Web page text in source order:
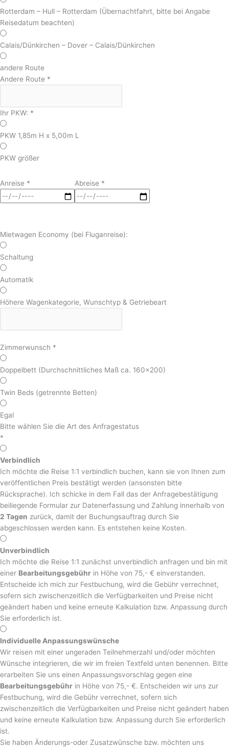
Rotterdam – Hull – Rotterdam (Übernachtfahrt, bitte bei Angabe
Reisedatum beachten)
Calais/Dünkirchen – Dover – Calais/Dünkirchen
andere Route
Andere Route *
Ihr PKW: *
PKW 1,85m H x 5,00m L
PKW größer
Anreise * Abreise *
Mietwagen Economy (bei Fluganreise):
Schaltung
Automatik
Höhere Wagenkategorie, Wunschtyp & Getriebeart
Zimmerwunsch *
Doppelbett (Durchschnittliches Maß ca. 160x200)
Twin Beds (getrennte Betten)
Egal
Bitte wählen Sie die Art des Anfragestatus
*
Verbindlich
Ich möchte die Reise 1:1 verbindlich buchen, kann sie von Ihnen zum
veröffentlichen Preis bestätigt werden (ansonsten bitte
Rücksprache). Ich schicke in dem Fall das der Anfragebestätigung
beiliegende Formular zur Datenerfassung und Zahlung innerhalb von
2 Tagen zurück, damit der Buchungsauftrag durch Sie
abgeschlossen werden kann. Es entstehen keine Kosten.
Unverbindlich
Ich möchte die Reise 1:1 zunächst unverbindlich anfragen und bin mit
einer Bearbeitungsgebühr in Höhe von 75,- € einverstanden.
Entscheide ich mich zur Festbuchung, wird die Gebühr verrechnet,
sofern sich zwischenzeitlich die Verfügbarkeiten und Preise nicht
geändert haben und keine erneute Kalkulation bzw. Anpassung durch
Sie erforderlich ist.
Individuelle Anpassungswünsche
Wir reisen mit einer ungeraden Teilnehmerzahl und/oder möchten
Wünsche integrieren, die wir im freien Textfeld unten benennen. Bitte
erarbeiten Sie uns einen Anpassungsvorschlag gegen eine
Bearbeitungsgebühr in Höhe von 75,- €. Entscheiden wir uns zur
Festbuchung, wird die Gebühr verrechnet, sofern sich
zwischenzeitlich die Verfügbarkeiten und Preise nicht geändert haben
und keine erneute Kalkulation bzw. Anpassung durch Sie erforderlich
ist.
Sie haben Änderungs-oder Zusatzwünsche bzw. möchten uns